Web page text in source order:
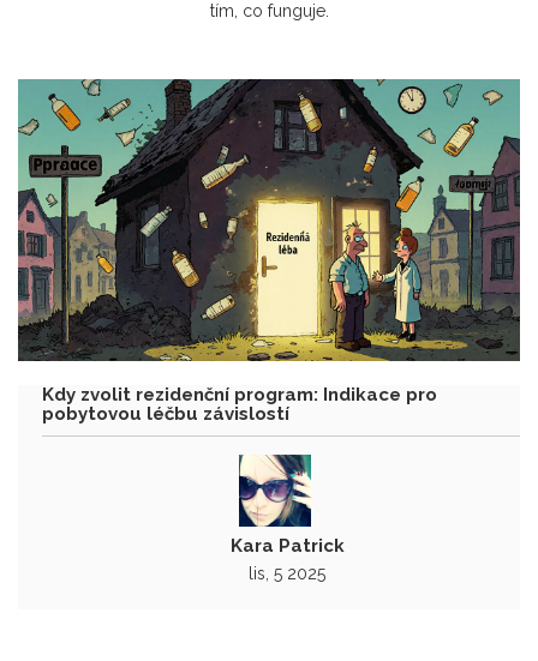
tím, co funguje.
Kdy zvolit rezidenční program: Indikace pro
pobytovou léčbu závislostí
Kara Patrick
lis, 5 2025